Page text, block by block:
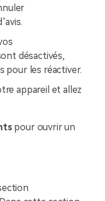
désactivés,
pour les réactiver.
appareil et allez
pour ouvrir un